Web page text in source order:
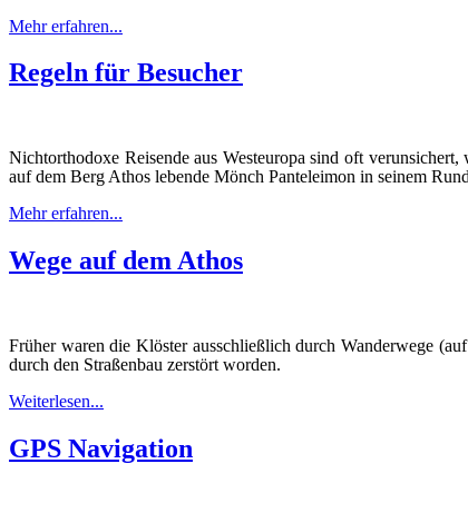
Mehr erfahren...
Regeln für Besucher
Nichtorthodoxe Reisende aus Westeuropa sind oft
auf dem Berg Athos lebende Mönch Panteleimon in seinem
Mehr erfahren...
Wege auf dem Athos
Früher waren die Klöster ausschließlich durch Wanderwege
durch den Straßenbau zerstört worden.
Weiterlesen...
GPS Navigation